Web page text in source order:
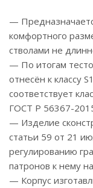
—
комфортного
стволами не
— По итогам
отнесён к классу
соответствует
ГОСТ Р 56367-
— Изделие
статьи 59 от 21
регулированию
патронов к нему
— Корпус